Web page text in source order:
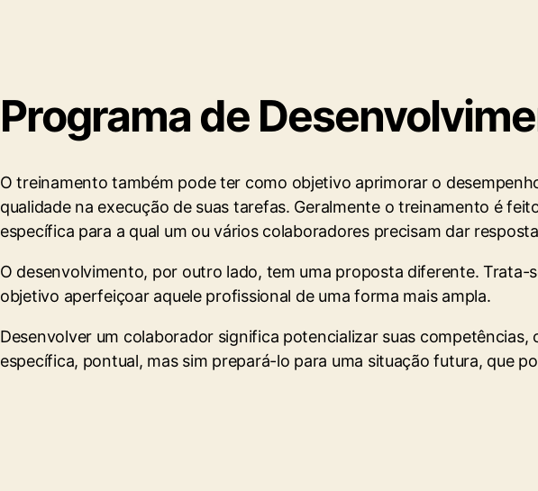
Programa de
O treinamento também pode ter como objetivo aprimorar o
qualidade na execução de suas tarefas. Geralmente o treinamento é
específica para a qual um ou vários colaboradores precisam dar
O desenvolvimento, por outro lado, tem uma proposta diferente.
objetivo aperfeiçoar aquele profissional de uma forma mais ampla.
Desenvolver um colaborador significa potencializar suas
específica, pontual, mas sim prepará-lo para uma situação futura, que